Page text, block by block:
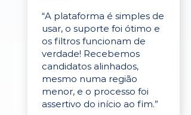
“A plataforma é simples de
usar, o suporte foi ótimo e
os filtros funcionam de
verdade! Recebemos
candidatos alinhados,
mesmo numa região
menor, e o processo foi
assertivo do início ao fim.”